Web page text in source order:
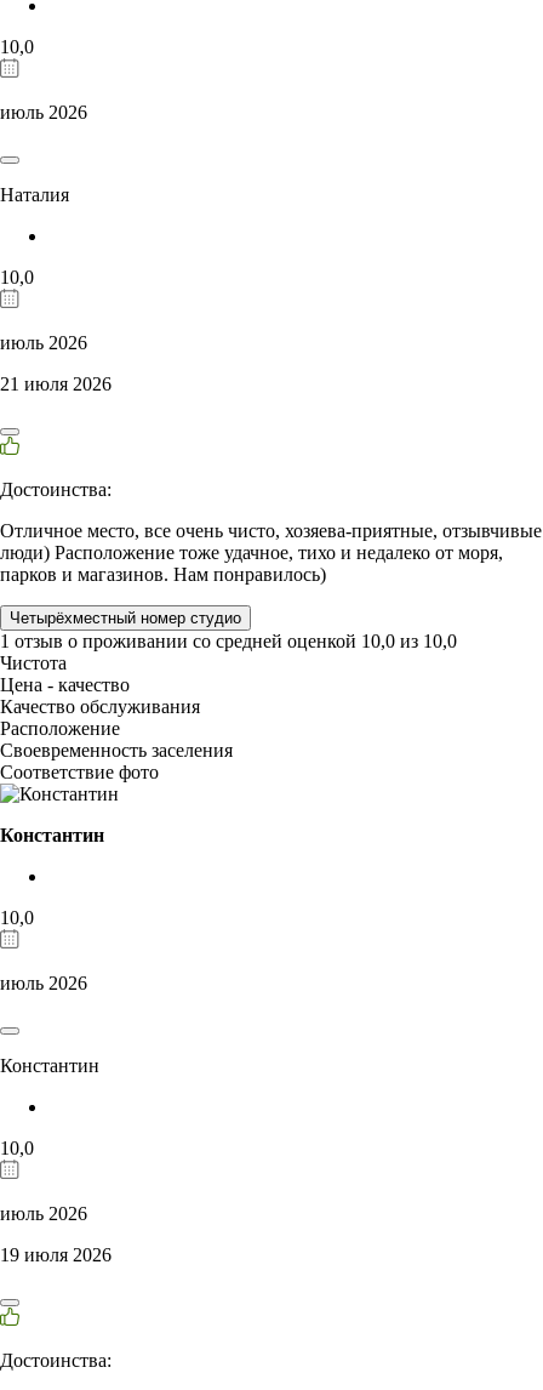
10,0
июль 2026
Наталия
10,0
июль 2026
21 июля 2026
Достоинства:
Отличное место, все очень чисто, хозяева-приятные, отзывчивые
люди) Расположение тоже удачное, тихо и недалеко от моря,
парков и магазинов. Нам понравилось)
Четырёхместный номер студио
1 отзыв о проживании со средней оценкой 10,0 из 10,0
Чистота
Цена - качество
Качество обслуживания
Расположение
Своевременность заселения
Соответствие фото
Константин
10,0
июль 2026
Константин
10,0
июль 2026
19 июля 2026
Достоинства: